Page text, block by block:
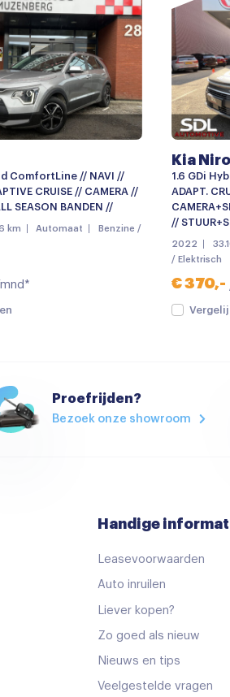
LED
Side-
Apple
ComfortLine // NAVI //
CRUISE // CAMERA //
SEASON BANDEN //
km Automaat
Benzine /
Kia Niro
1.6 GDi
ADAPT.
//
2022
/ Elektrisch
€ 370,-
Proefrijden?
Bezoek onze showroom
Handige
Leasevoorwaarden
Auto inruilen
Liever kopen?
Zo goed als nieuw
Nieuws en tips
Veelgestelde vragen